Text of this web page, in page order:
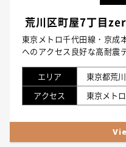
荒川区町屋7丁目
東京メトロ千代田線・京成
へのアクセス良好な高耐震
エリア
東京都荒
アクセス